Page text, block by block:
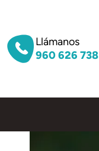
Llámanos
960 626 738